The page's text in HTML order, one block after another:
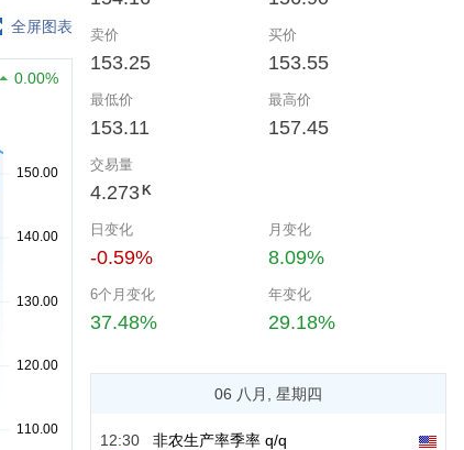
全屏图表
0.00%
卖价
153.25
买价
153.55
最低价
153.11
最高价
157.45
交易量
4.273 K
日变化
-0.59%
月变化
8.09%
6个月变化
37.48%
年变化
29.18%
06 八月, 星期四
12:30
非农生产率季率 q/q